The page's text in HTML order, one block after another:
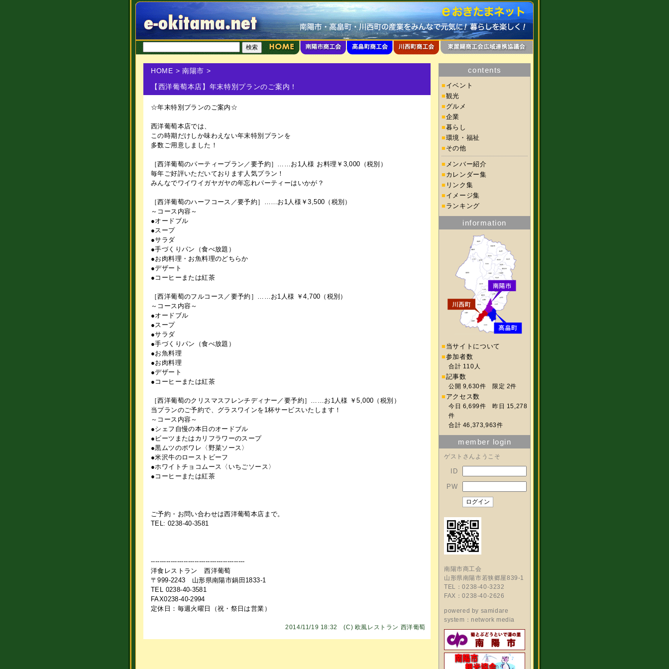
HOME > 南陽市 >
【西洋葡萄本店】年末特別プランのご案内！
☆年末特別プランのご案内☆
西洋葡萄本店では、
この時期だけしか味わえない年末特別プランを
多数ご用意しました！
［西洋葡萄のパーティープラン／要予約］……お1人様 お料理￥3,000（税別）
毎年ご好評いただいております人気プラン！
みんなでワイワイガヤガヤの年忘れパーティーはいかが？
［西洋葡萄のハーフコース／要予約］……お1人様￥3,500（税別）
～コース内容～
●オードブル
●スープ
●サラダ
●手づくりパン（食べ放題）
●お肉料理・お魚料理のどちらか
●デザート
●コーヒーまたは紅茶
［西洋葡萄のフルコース／要予約］……お1人様 ￥4,700（税別）
～コース内容～
●オードブル
●スープ
●サラダ
●手づくりパン（食べ放題）
●お魚料理
●お肉料理
●デザート
●コーヒーまたは紅茶
［西洋葡萄のクリスマスフレンチディナー／要予約］……お1人様 ￥5,000（税別）
当プランのご予約で、グラスワインを1杯サービスいたします！
～コース内容～
●シェフ自慢の本日のオードブル
●ビーツまたはカリフラワーのスープ
●黒ムツのポワレ〈野菜ソース〉
●米沢牛のローストビーフ
●ホワイトチョコムース〈いちごソース〉
●コーヒーまたは紅茶
ご予約・お問い合わせは西洋葡萄本店まで。
TEL: 0238-40-3581
-------------------------------------------
洋食レストラン 西洋葡萄
〒999-2243 山形県南陽市鍋田1833-1
TEL 0238-40-3581
FAX0238-40-2994
定休日：毎週火曜日（祝・祭日は営業）
2014/11/19 18:32 (C) 欧風レストラン 西洋葡萄
contents
■ イベント
■観光
■ グルメ
■企業
■暮らし
■環境・福祉
■ その他
■ メンバー紹介
■ カレンダー集
■ リンク集
■ イメージ集
■ ランキング
information
■ 当サイトについて
■参加者数
合計 110人
■記事数
公開 9,630件 限定 2件
■ アクセス数
今日 6,699件 昨日 15,278
件
合計 46,373,963件
member login
ゲストさんようこそ
ID
PW
南陽市商工会
山形県南陽市若狭郷屋839-1
TEL：0238-40-3232
FAX：0238-40-2626
powered by samidare
system：network media